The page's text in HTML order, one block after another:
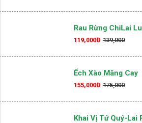
Rau Rừng ChiLai
119,000Đ 139,000
Ếch Xào Măng Cay
155,000Đ 175,000
Khai Vị Tứ Quý-Lai